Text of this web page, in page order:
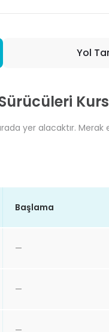
Yol
yer alacaktır.
Başlama
—
—